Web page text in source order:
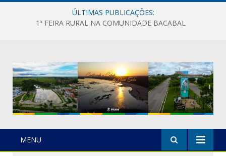
ÚLTIMAS PUBLICAÇÕES:
1ª FEIRA RURAL NA COMUNIDADE BACABAL
MENU